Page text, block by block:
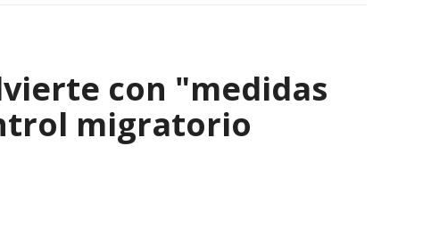
con "medidas
migratorio